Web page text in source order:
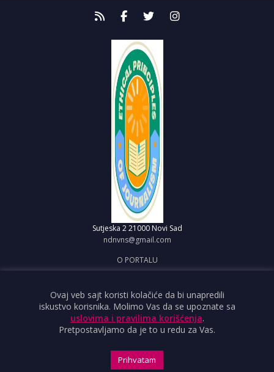
Sutjeska 2 21000 Novi Sad
ndnvns@gmail.com
O PORTALU
OBJAVI VEST
USLOVI KORIŠĆENJA
Ovaj veb sajt koristi kolačiće da bi unapredili
iskustvo korisnika. Molimo Vas da se upoznate sa
uslovima i pravilima korišćenja.
Pretpostavljamo da je to u redu za Vas.
Prihvatam